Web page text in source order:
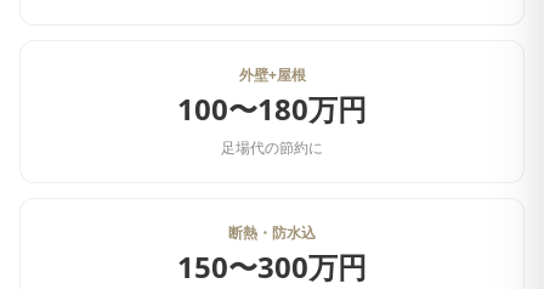
外壁+屋根
100〜180万円
足場代の節約に
断熱・防水込
150〜300万円